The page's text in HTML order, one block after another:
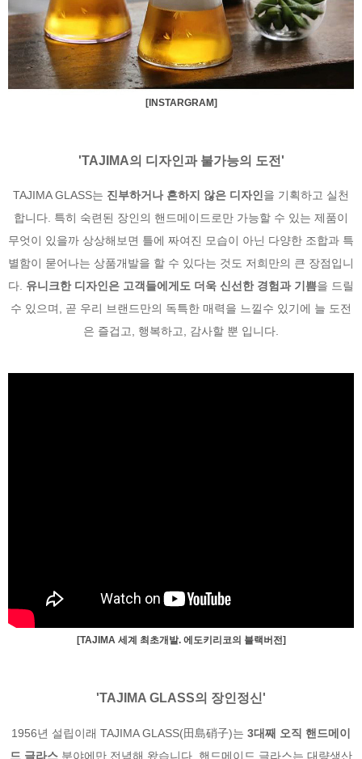
[INSTARGRAM]
'TAJIMA의 디자인과 불가능의 도전'
TAJIMA GLASS는 진부하거나 흔하지 않은 디자인 을 기획하고 실천
합니다. 특히 숙련된 장인의 핸드메이드로만 가능할 수 있는 제품이
무엇이 있을까 상상해보면 틀에 짜여진 모습이 아닌 다양한 조합과 특
별함이 묻어나는 상품개발을 할 수 있다는 것도 저희만의 큰 장점입니
다. 유니크한 디자인은 고객들에게도 더욱 신선한 경험과 기쁨을 드릴
수 있으며, 곧 우리 브랜드만의 독특한 매력을 느낄수 있기에 늘 도전
은 즐겁고, 행복하고, 감사할 뿐 입니다.
[TAJIMA 세계 최초개발. 에도키리코의 블랙버전]
'TAJIMA GLASS의 장인정신'
1956년 설립이래 TAJIMA GLASS(田島硝子)는 3대째 오직 핸드메이
드 글라스 분야에만 전념해 왔습니다. 핸드메이드 글라스는 대량생산